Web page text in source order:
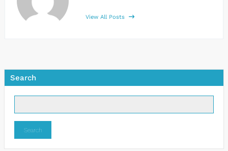
View All Posts
Search
Search